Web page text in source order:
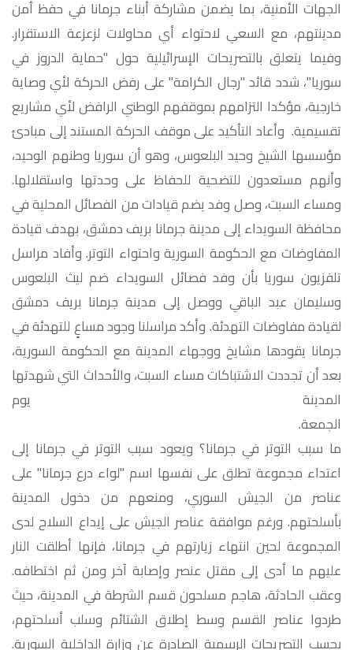
الجهات الأمنية، بما يضمن مشاركة أبناء جرمانا في حفظ أمن
مدينتهم، مع السعي لاحتواء أي محاولات لزعزعة الاستقرار.
وفيما يتعلق بالتصريحات الإسرائيلية حول "حماية الدروز في
سوريا"، شدد قائد "رجال الكرامة" على رفض الحركة لأي وصاية
خارجية، مؤكدا التزامهم بموقفهم الوطني الرافض لأي مشاريع
تقسيمية. وأعاد التأكيد على موقف الحركة المستند إلى مبادئ
مؤسسها الشيخ وحيد البلعوس، وهو أن سوريا وطنهم الوحيد،
وأنهم مستعدون للتضحية للحفاظ على وحدتها واستقلالها.
ومساء السبت، وصل وفد يضم قيادات من الفصائل المحلية في
محافظة السويداء إلى مدينة جرمانا بريف دمشق، بهدف قيادة
المفاوضات مع الحكومة السورية واحتواء التوتر. وأفاد مراسل
تلفزيون سوريا بأن وفد فصائل السويداء ضم ليث البلعوس
وسليمان عبد الباقي ووصل إلى مدينة جرمانا بريف دمشق
لقيادة مفاوضات التهدئة. وأكد مراسلنا وجود مساعٍ للتهدئة في
جرمانا يقودها مشايخ ووجهاء المدينة مع الحكومة السورية،
بعد أن تجددت الاشتباكات مساء السبت، والأحداث التي شهدتها
المدينة يوم
ما سبب التوتر في جرمانا؟ ويعود سبب التوتر في جرمانا إلى
اعتداء مجموعة تطلق على نفسها اسم "لواء درع جرمانا" على
عناصر من الجيش السوري، ومنعهم من دخول المدينة
بأسلحتهم. ورغم موافقة عناصر الجيش على إيداع السلاح لدى
المجموعة لحين انتهاء زيارتهم في جرمانا، فإنها أطلقت النار
عليهم ما أدى إلى مقتل عنصر وإصابة آخر ومن ثم اختطافه.
وعقب الحادثة، هاجم مسلحون قسم الشرطة في المدينة، حيث
طردوا عناصر القسم وسط إطلاق الشتائم وسلب أسلحتهم،
بحسب التصريحات الرسمية الصادرة عن وزارة الداخلية السورية.